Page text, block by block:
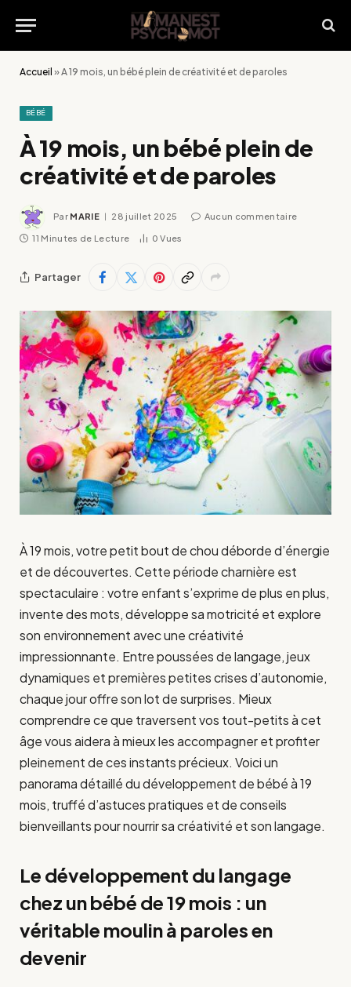
Accueil »À 19 mois, un bébé plein de créativité et de paroles
BÉBÉ
À 19 mois, un bébé plein de
créativité et de paroles
Par MARIE 28 juillet 2025 Aucun commentaire
11 Minutes de Lecture 0Vues
Partager
À 19 mois, votre petit bout de chou déborde d’énergie
et de découvertes. Cette période charnière est
spectaculaire : votre enfant s’exprime de plus en plus,
invente des mots, développe sa motricité et explore
son environnement avec une créativité
impressionnante. Entre poussées de langage, jeux
dynamiques et premières petites crises d’autonomie,
chaque jour offre son lot de surprises. Mieux
comprendre ce que traversent vos tout-petits à cet
âge vous aidera à mieux les accompagner et profiter
pleinement de ces instants précieux. Voici un
panorama détaillé du développement de bébé à 19
mois, truffé d’astuces pratiques et de conseils
bienveillants pour nourrir sa créativité et son langage.
Le développement du langage
chez un bébé de 19 mois : un
véritable moulin à paroles en
devenir